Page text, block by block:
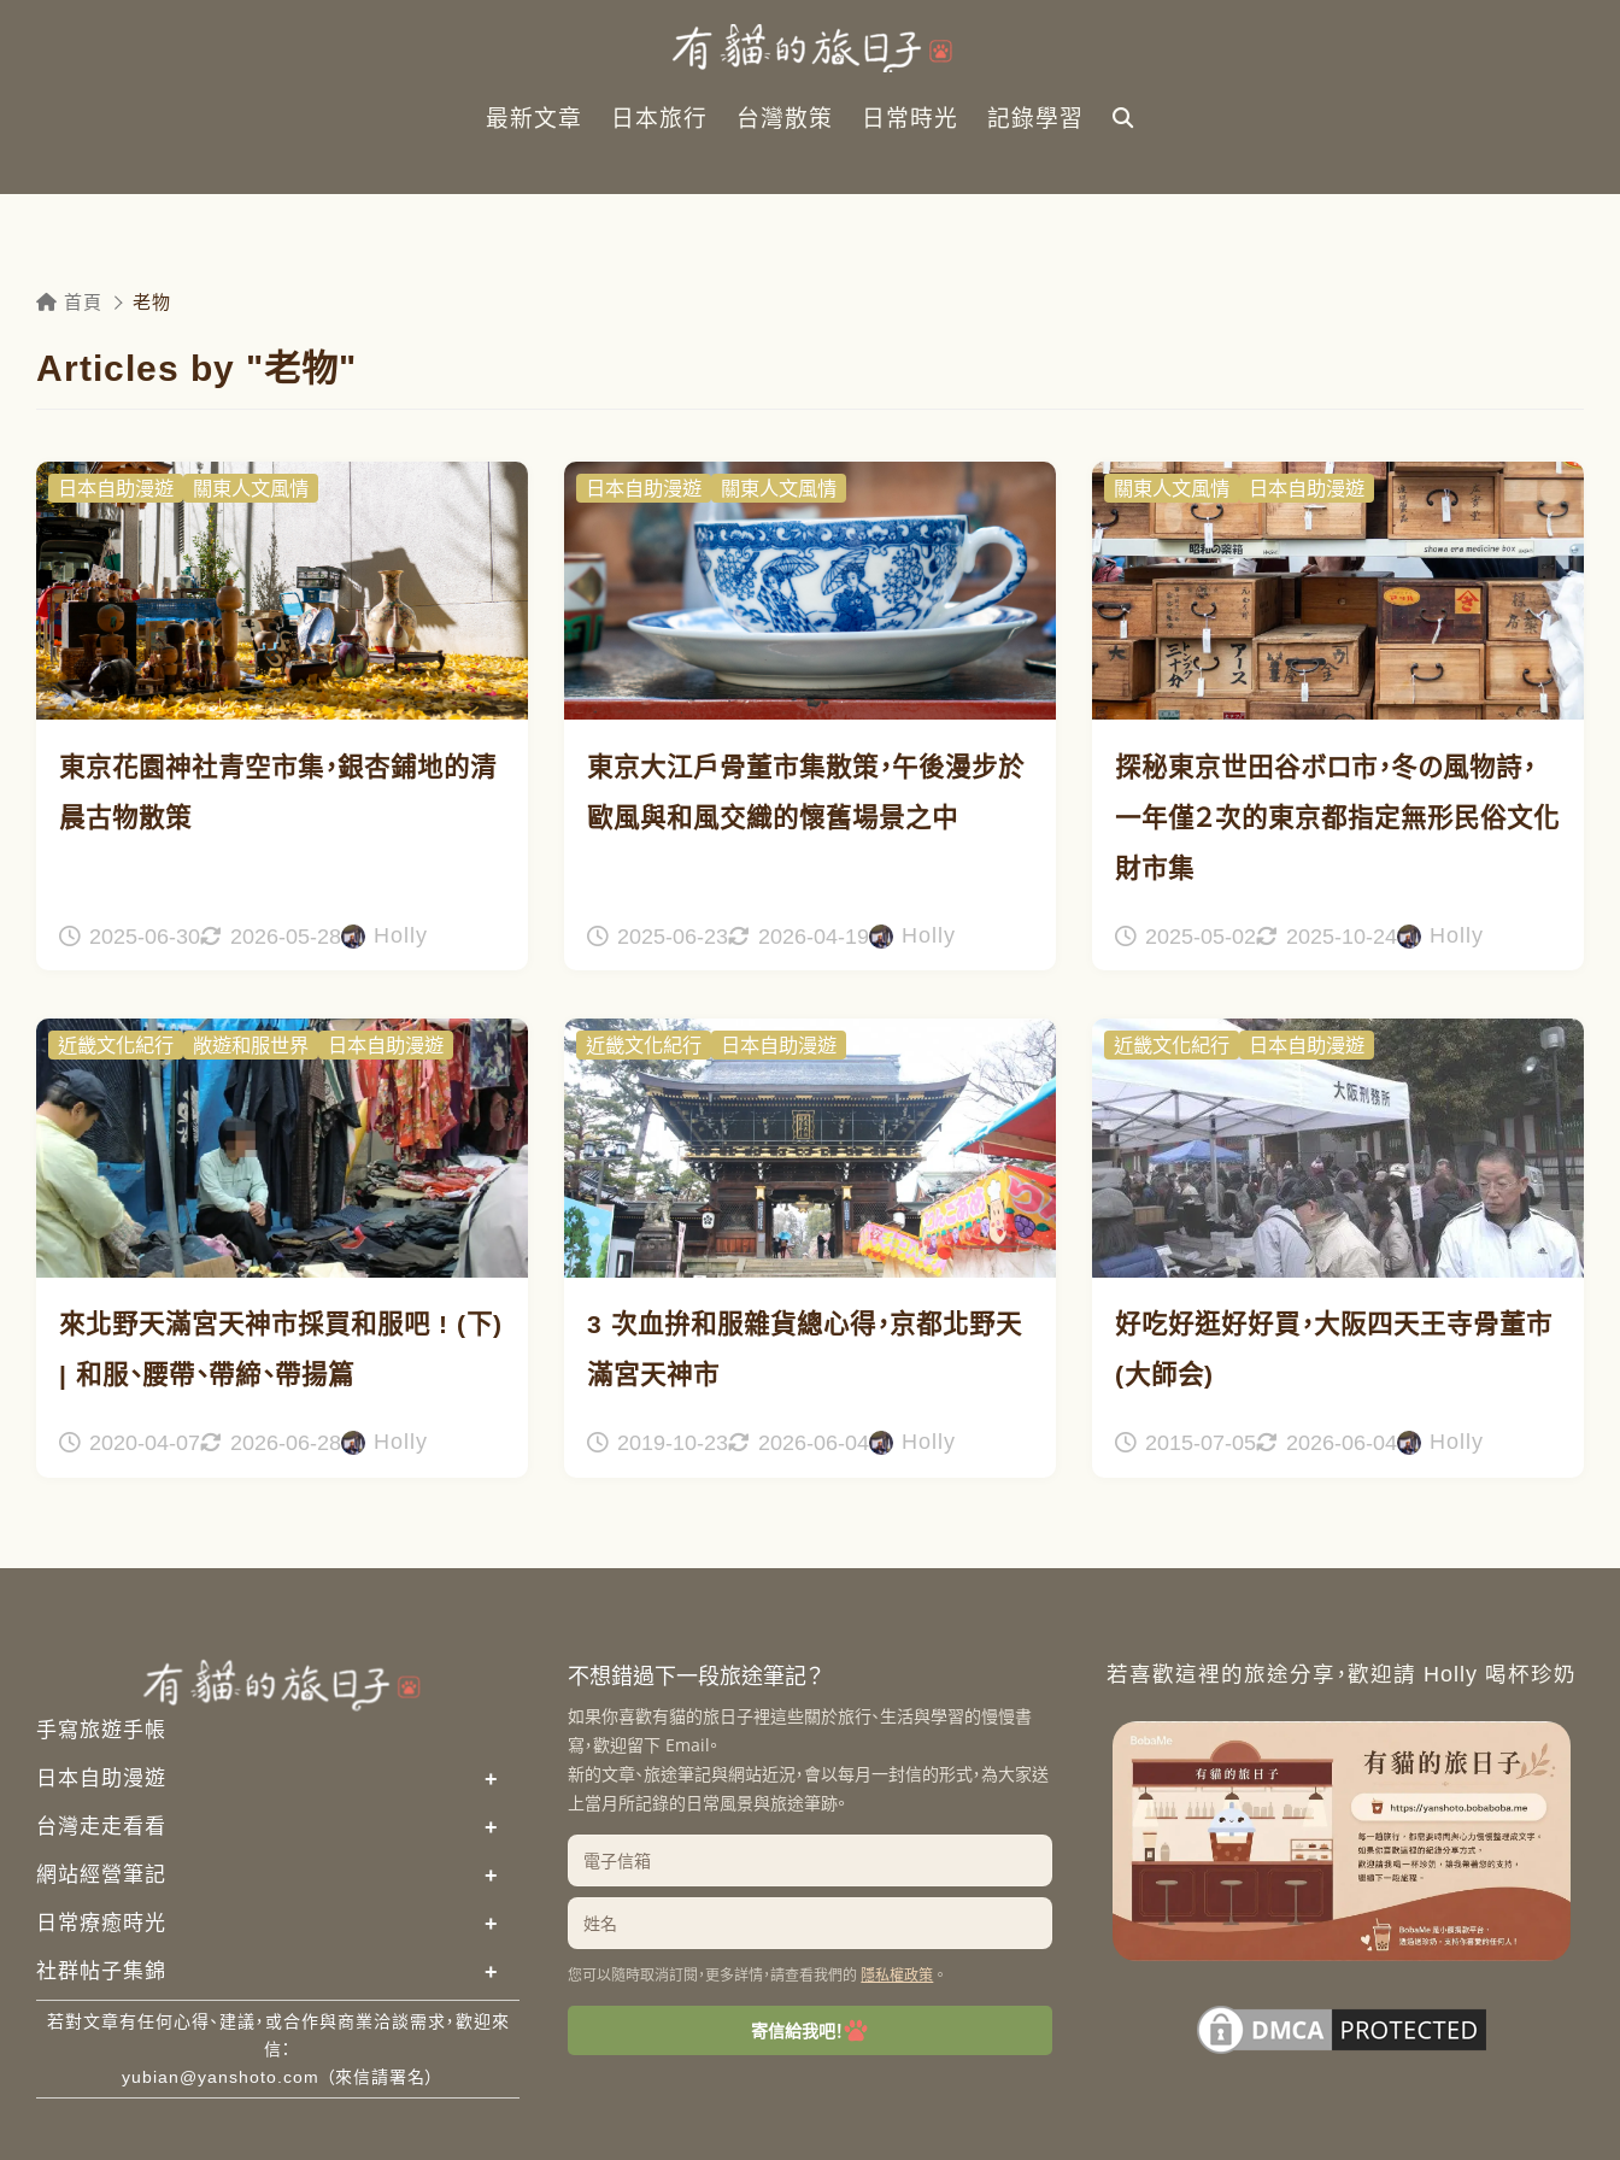
最新文章 日本旅行 台灣散策 日常時光 記錄學習
首頁 老物
Articles by "老物"
東京花園神社青空市集，銀杏鋪地的清
晨古物散策
2025-06-30 2026-05-28
日本自助漫遊 關東人文風情
Holly
東京大江戶骨董市集散策，午後漫步於
歐風與和風交織的懷舊場景之中
2025-06-23 2026-04-19
日本自助漫遊 關東人文風情
Holly
探秘東京世田谷ボロ市，冬の風物詩，
一年僅２次的東京都指定無形民俗文化
財市集
2025-05-02 2025-10-24
關東人文風情 日本自助漫遊
Holly
來北野天滿宮天神市採買和服吧 ! (下)
| 和服、腰帶、帶締、帶揚篇
2020-04-07 2026-06-28
近畿文化紀行 敞遊和服世界 日本自助漫遊
Holly
3 次血拚和服雜貨總心得，京都北野天
滿宮天神市
2019-10-23 2026-06-04
近畿文化紀行 日本自助漫遊
Holly
好吃好逛好好買，大阪四天王寺骨董市
(大師会)
2015-07-05 2026-06-04
近畿文化紀行 日本自助漫遊
Holly
手寫旅遊手帳
+
日本自助漫遊
+
台灣走走看看
+
網站經營筆記
+
日常療癒時光
+
社群帖子集錦
若對文章有任何心得、建議，或合作與商業洽談需求，歡迎來
信：
yubian@yanshoto.com
（來信請署名）
不想錯過下一段旅途筆記？
如果你喜歡有貓的旅日子裡這些關於旅行、生活與學習的慢慢書
寫，歡迎留下 Email。
新的文章、旅途筆記與網站近況，會以每月一封信的形式，為大家送
上當月所記錄的日常風景與旅途筆跡。
您可以隨時取消訂閱，更多詳情，請查看我們的 隱私權政策 。
寄信給我吧！
若喜歡這裡的旅途分享，歡迎請 Holly 喝杯珍奶